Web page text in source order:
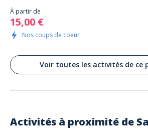
À partir de
15,00 €
Nos coups de coeur
Voir toutes les activités de ce
Activités à proximité de